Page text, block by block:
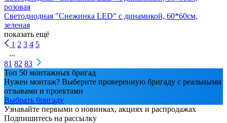
розовая
Светодиодная "Снежинка LED" с динамикой, 60*60см,
зеленая
показать ещё
1 2 3 4 5
...
81 82 83
Топ 50 монтажных бригад
Нужен монтаж? Выберите проверенную бригаду с реальными
отзывами и проектами
Выбрать бригаду
Узнавайте первыми о новинках, акциях и распродажах
Подпишитесь на рассылку